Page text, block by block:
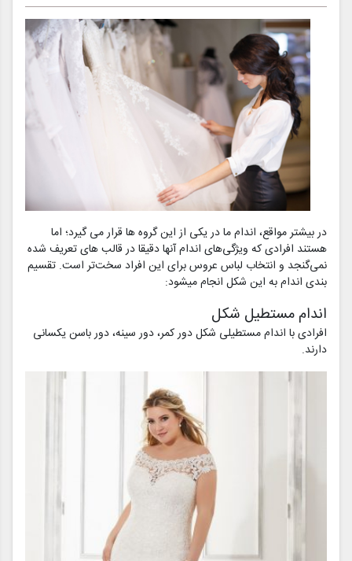
در بیشتر مواقع، اندام ما در یکی از این گروه ها قرار می گیرد؛ اما
هستند افرادی که ویژگی‌های اندام آنها دقیقا در قالب های تعریف شده
نمی‌گنجد و انتخاب لباس عروس برای این افراد سخت‌تر است. تقسیم
بندی اندام به این شکل انجام می­شود:
اندام مستطیل شکل
افرادی با اندام مستطیلی شکل دور کمر، دور سینه، دور باسن یکسانی
دارند.